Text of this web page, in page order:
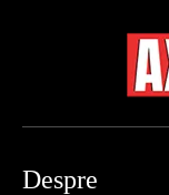
Despre